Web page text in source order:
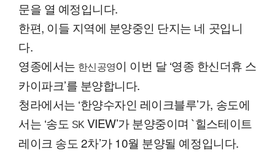
문을 열 예정입니다.
한편, 이들 지역에 분양중인 단지는 네 곳입니
다.
영종에서는 한신공영이 이번 달 ‘영종 한신더휴 스
카이파크’를 분양합니다.
청라에서는 ‘한양수자인 레이크블루’가, 송도에
서는 ‘송도 SK VIEW’가 분양중이며 `힐스테이트
레이크 송도 2차’가 10월 분양될 예정입니다.